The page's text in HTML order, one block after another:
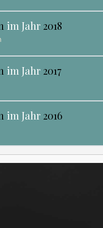
im Jahr 2018
im Jahr 2017
im Jahr 2016